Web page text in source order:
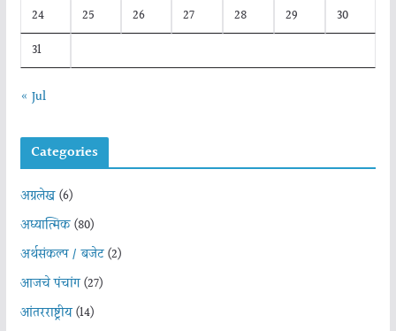
24
25 26 27 28 29
30
31
« Jul
Categories
अग्रलेख(6)
अध्यात्मिक(80)
अर्थसंकल्प / बजेट(2)
आजचे पंचांग(27)
आंतरराष्ट्रीय(14)